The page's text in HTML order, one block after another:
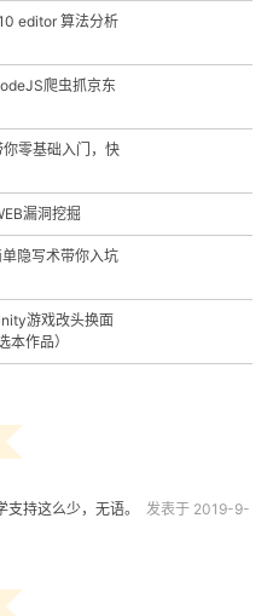
editor 算法分析
爬虫抓京东
零基础入门，快
漏洞挖掘
隐写术带你入坑
游戏改头换面
作品）
支持这么少，无语。 发表于 2019-9-